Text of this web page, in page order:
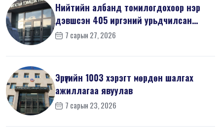
Нийтийн албанд томилогдохоор нэр
дэвшсэн 405 иргэний урьдчилсан
мэдүүл...
7 сарын 27, 2026
Эрүүгийн 1003 хэрэгт мөрдөн шалгах
ажиллагаа явуулав
7 сарын 23, 2026